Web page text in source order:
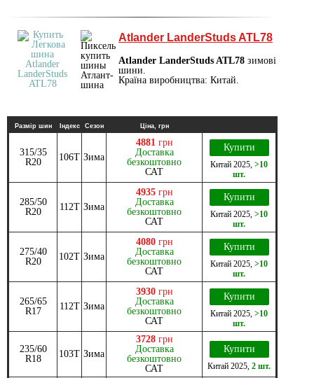
Atlander LanderStuds ATL78
Atlander LanderStuds ATL78 зимові
шини.
Країна виробництва: Китай.
Размір шин Індекс Сезон Ціна, грн
315/35
R20
106T Зима
4881 грн
Доставка
безкоштовно
САТ
Купити
Китай 2025 >10
шт.
285/50
R20
112T Зима
4935 грн
Доставка
безкоштовно
САТ
Купити
Китай 2025 >10
шт.
275/40
R20
102T Зима
4080 грн
Доставка
безкоштовно
САТ
Купити
Китай 2025 >10
шт.
265/65
R17
112T Зима
3930 грн
Доставка
безкоштовно
САТ
Купити
Китай 2025 >10
шт.
235/60
R18
103T Зима
3728 грн
Доставка
безкоштовно
САТ
Купити
Китай 2025 2 шт.